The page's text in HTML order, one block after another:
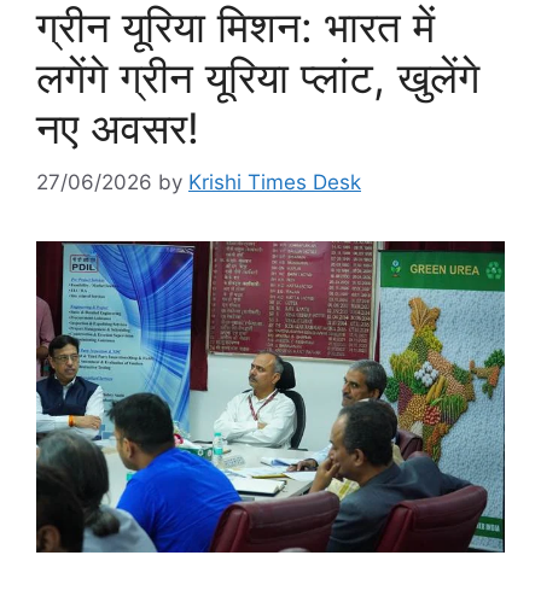
ग्रीन यूरिया मिशन: भारत में
लगेंगे ग्रीन यूरिया प्लांट, खुलेंगे
नए अवसर!
27/06/2026 by Krishi Times Desk